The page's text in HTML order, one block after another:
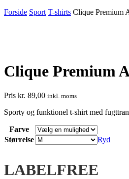
Forside Sport T-shirts Clique Premium
Clique Premium
Pris kr. 89,00 inkl. moms
Sporty og funktionel t-shirt med
Farve
Størrelse
Ryd
LABELFREE